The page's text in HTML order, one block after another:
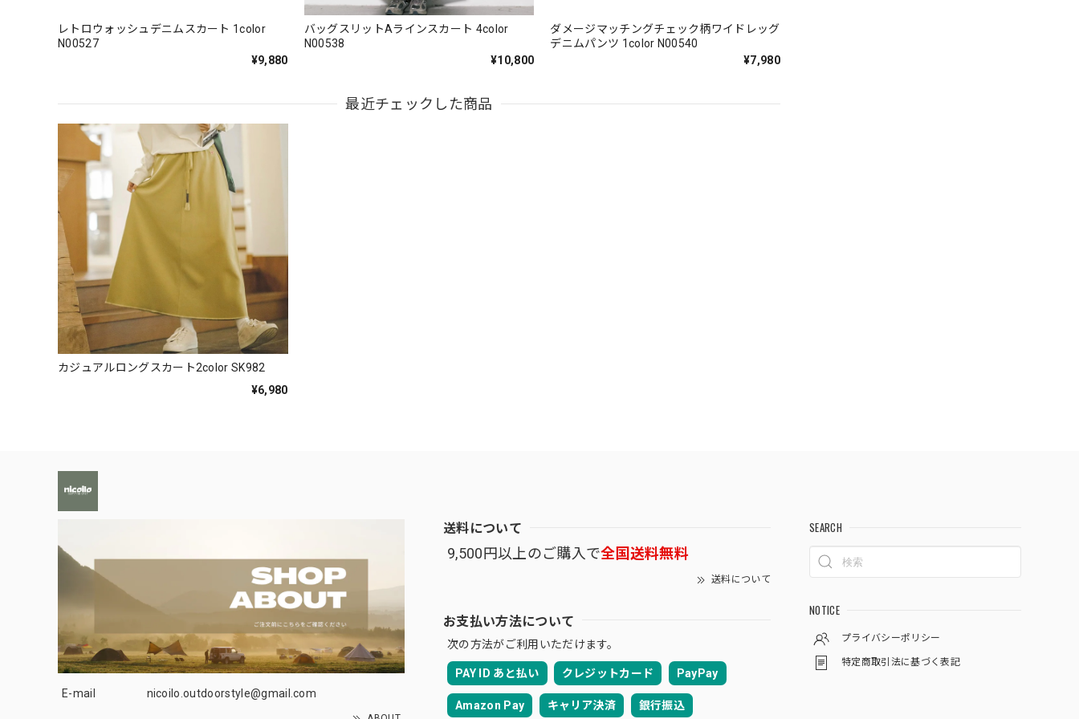
レトロウォッシュデニムスカート 1color
N00527
¥9,880
バッグスリットAラインスカート 4color
N00538
¥10,800
ダメージマッチングチェック柄ワイドレッグ
デニムパンツ 1color N00540
¥7,980
最近チェックした商品
カジュアルロングスカート2color SK982
¥6,980
E-mail nicoilo.outdoorstyle@gmail.com
送料について
9,500円以上のご購入で全国送料無料
送料について
お支払い方法について
次の方法がご利用いただけます。
PAY ID あと払い クレジットカード PayPay
Amazon Pay キャリア決済 銀行振込
SEARCH
NOTICE
プライバシーポリシー
特定商取引法に基づく表記